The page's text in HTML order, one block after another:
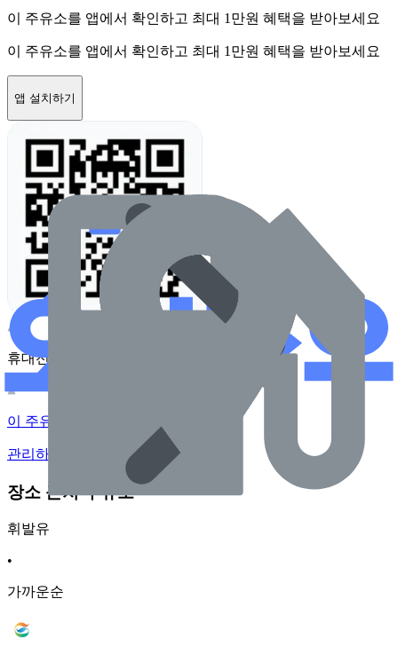
이 주유소를 앱에서 확인하고 최대 1만원 혜택을 받아보세요
이 주유소를 앱에서 확인하고 최대 1만원 혜택을 받아보세요
앱 설치하기
휴대전화 카메라로 찍어보세요
이 주유소의 사장님이신가요?
관리하기
장소 근처 주유소
휘발유
•
가까운순